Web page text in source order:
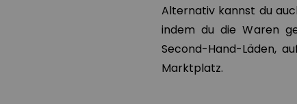
Alternativ kannst du
indem du die Waren
Second-Hand-Läden,
Marktplatz.